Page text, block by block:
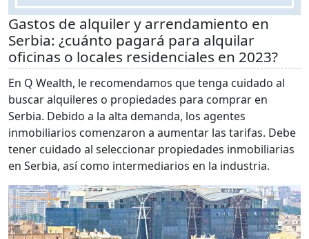
Gastos de alquiler y arrendamiento en
Serbia: ¿cuánto pagará para alquilar
oficinas o locales residenciales en 2023?
En Q Wealth, le recomendamos que tenga cuidado al
buscar alquileres o propiedades para comprar en
Serbia. Debido a la alta demanda, los agentes
inmobiliarios comenzaron a aumentar las tarifas. Debe
tener cuidado al seleccionar propiedades inmobiliarias
en Serbia, así como intermediarios en la industria.